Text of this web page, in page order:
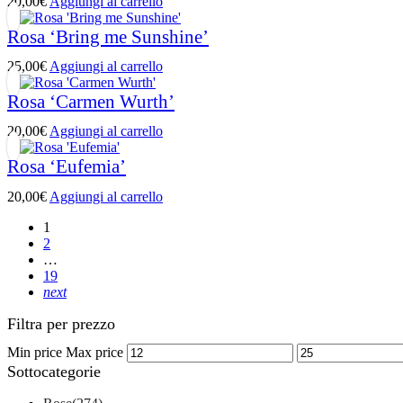
Rosa ‘Bring me Sunshine’
25,00€ Aggiungi al carrello
Rosa ‘Carmen Wurth’
20,00€ Aggiungi al carrello
Rosa ‘Eufemia’
20,00€ Aggiungi al carrello
1
2
…
19
next
Filtra per prezzo
Min price Max price
Sottocategorie